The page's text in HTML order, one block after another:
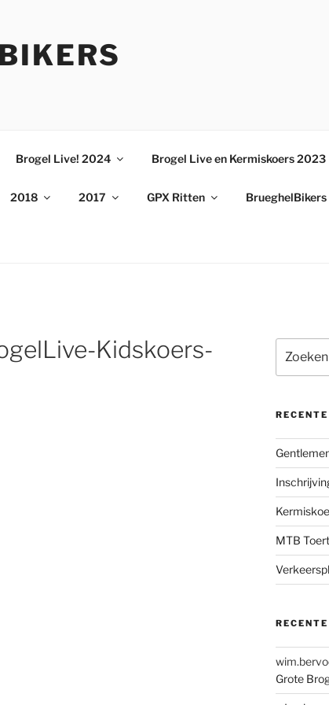
Brogel Live! 2024 Brogel Live en Kermiskoers 2023
2018 2017 GPX Ritten BrueghelBikers
Kidskoers-
naar:
MTB
Grote